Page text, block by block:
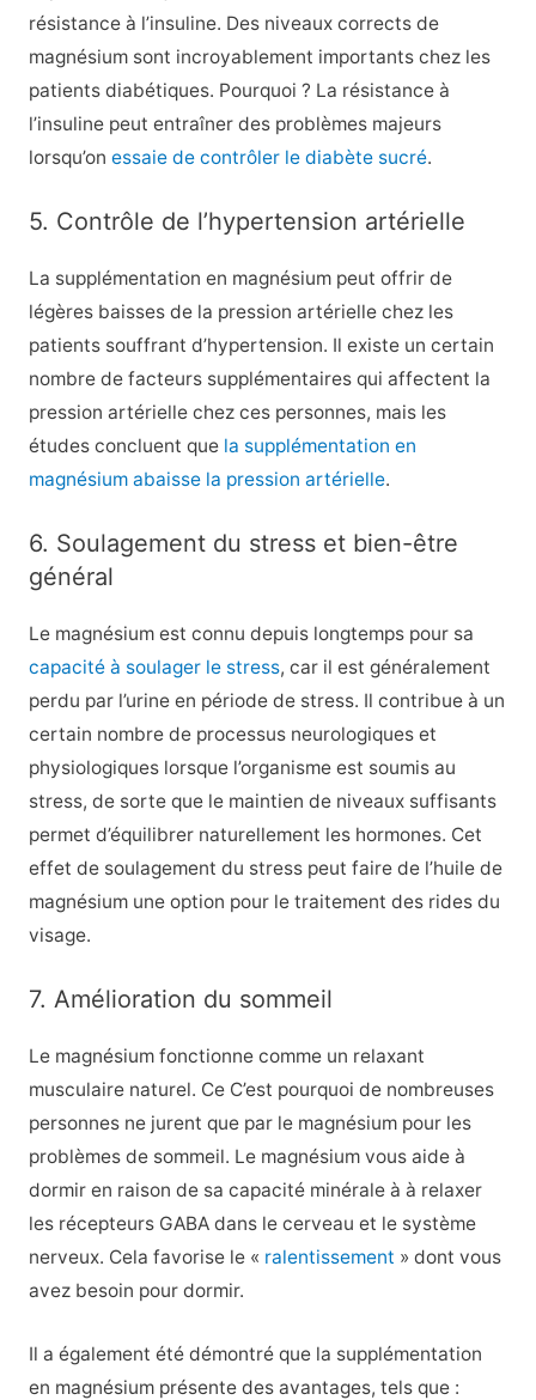
résistance à l’insuline. Des niveaux corrects de
magnésium sont incroyablement importants chez les
patients diabétiques. Pourquoi ? La résistance à
l’insuline peut entraîner des problèmes majeurs
lorsqu’on essaie de contrôler le diabète sucré.
5. Contrôle de l’hypertension artérielle
La supplémentation en magnésium peut offrir de
légères baisses de la pression artériellechez les
patients souffrant d’hypertension. Il existe un certain
nombre de facteurs supplémentaires qui affectent la
pression artérielle chez ces personnes, mais les
études concluent que la supplémentation en
magnésium abaisse la pression artérielle.
6. Soulagement du stress et bien-être
général
Le magnésium est connu depuis longtemps pour sa
capacité à soulager le stress, car il est généralement
perdu par l’urineen période de stress. Il contribue à un
certain nombre de processus neurologiques et
physiologiques lorsque l’organisme est soumis au
stress, de sorte que le maintien de niveaux suffisants
permet d’équilibrer naturellement les hormones. Cet
effet de soulagement du stress peut faire de l’huile de
magnésium une option pour le traitement des rides du
visage.
7. Amélioration du sommeil
Le magnésium fonctionne comme un relaxant
musculaire naturel. CeC’est pourquoi de nombreuses
personnes ne jurent que par le magnésium pour les
problèmes de sommeil. Le magnésium vous aide à
dormir en raison de sa capacité minérale à à relaxer
les récepteurs GABAdans le cerveau et le système
nerveux. Cela favorise le « ralentissement » dont vous
avez besoin pour dormir.
Il a également été démontré que la supplémentation
en magnésium présente des avantages, tels que :